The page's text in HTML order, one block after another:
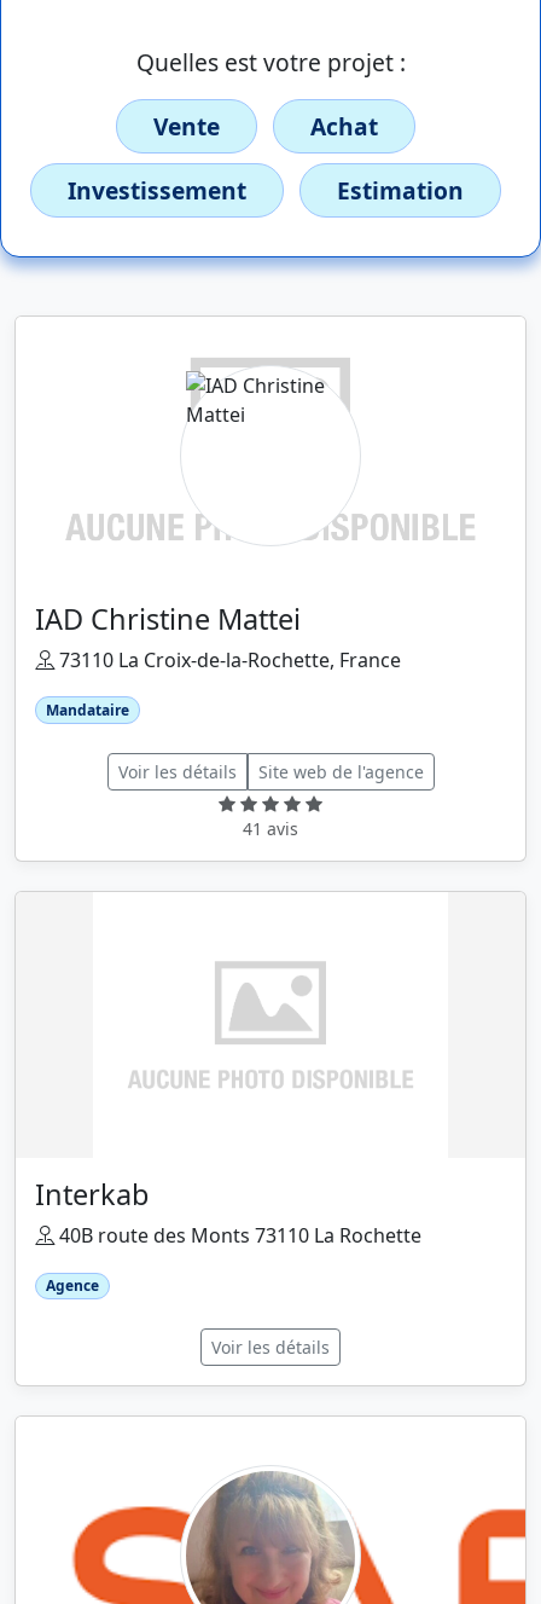
Quelles est votre projet :
Vente
Achat
Investissement
Estimation
IAD Christine Mattei
73110 La Croix-de-la-Rochette, France
Mandataire
Voir les détails Site web de l'agence
41 avis
Interkab
40B route des Monts 73110 La Rochette
Agence
Voir les détails